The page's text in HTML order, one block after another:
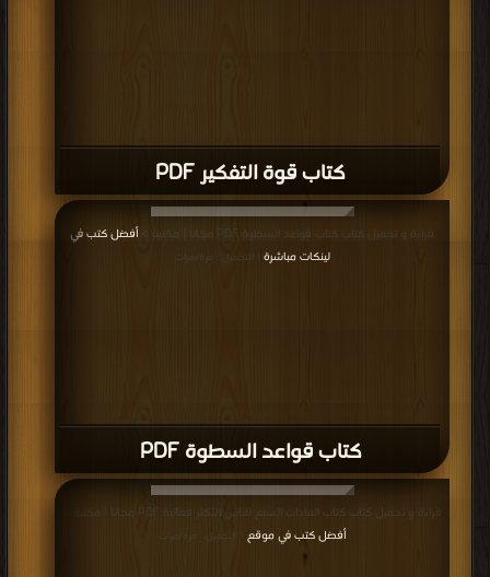
كتاب قوة التفكير PDF
كتاب قواعد السطوة PDF
قراءة و تحميل كتاب كتاب قواعد السطوة PDF مجانا | مكتبة >
أفضل كتب في
لينكات مباشرة
| التحميل : مرة/مرات
قراءة و تحميل كتاب كتاب العادات السبع للناس الأكثر فعالية PDF مجانا | مكتبة >
أفضل كتب في موقع
| التحميل : مرة/مرات